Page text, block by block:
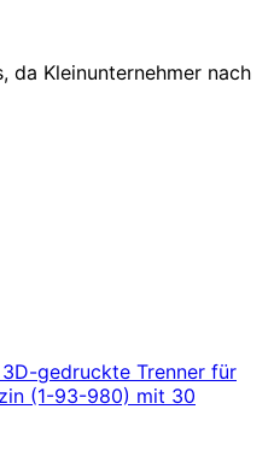
da Kleinunternehmer nach
gedruckte Trenner für
(1-93-980) mit 30